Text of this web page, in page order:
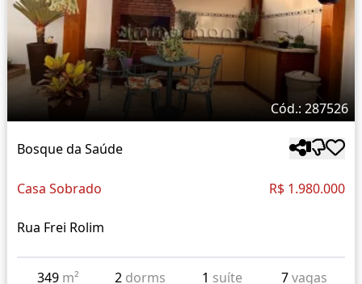
Cód.: 287526
Bosque da Saúde
Casa Sobrado R$ 1.980.000
Rua Frei Rolim
349 m² 2 dorms 1 suíte 7vagas